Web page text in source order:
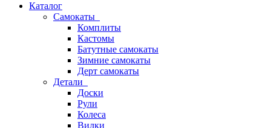
Каталог
Самокаты
Комплиты
Кастомы
Батутные самокаты
Зимние самокаты
Дерт самокаты
Детали
Доски
Рули
Колеса
Вилки